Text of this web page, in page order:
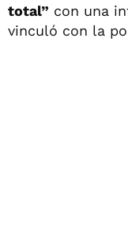
total” con una
vinculó con la